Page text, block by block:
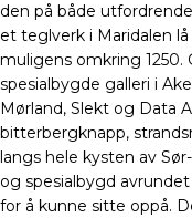
den på både
et teglverk i Maridalen
muligens omkring 1250.
spesialbygde galleri i
Mørland, Slekt og Data
bitterbergknapp,
langs hele kysten av
og spesialbygd
for å kunne sitte oppå.